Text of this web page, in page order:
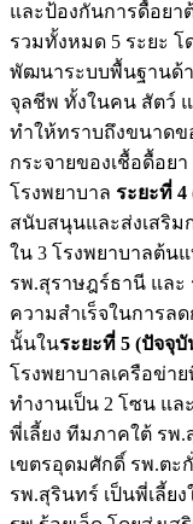
และป้องกันการดื้อยา
รวมทั้งหมด 5 ระยะ โ
พัฒนาระบบพื้นฐานด้
จุลชีพ ทั้งในคน สัตว์
ทำให้ทราบถึงขนาดข
กระจายของเชื้อดื้อย
โรงพยาบาล ระยะที่ 4
สนับสนุนและส่งเสริม
ใน 3 โรงพยาบาลต้น
รพ.สุราษฎร์ธานี และ
ความสำเร็จในการล
นั้นในระยะที่ 5 (ปัจจุบั
โรงพยาบาลเครือข่า
ทำงานเป็น 2 โซน แล
พี่เลี้ยง ทีมภาคใต้ รพ
เขตรอุดมศักดิ์ รพ.ตะ
รพ.สุรินทร์ เป็นพี่เลี้ย